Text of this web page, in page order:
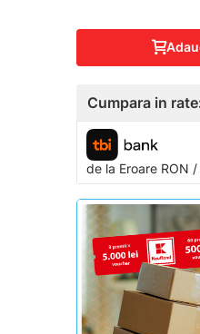
Cumpara in
de la EroareRON /